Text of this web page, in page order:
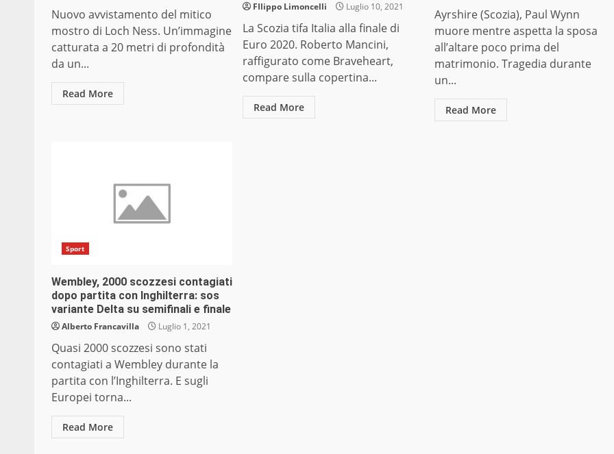
Nuovo avvistamento del mitico
mostro di Loch Ness. Un’immagine
catturata a 20 metri di profondità
da un...
Read More
FIlippo Limoncelli Luglio 10, 2021
La Scozia tifa Italia alla finale di
Euro 2020. Roberto Mancini,
raffigurato come Braveheart,
compare sulla copertina...
Read More
Ayrshire (Scozia), Paul Wynn
muore mentre aspetta la sposa
all’altare poco prima del
matrimonio. Tragedia durante
un...
Read More
Sport
Wembley, 2000 scozzesi contagiati
dopo partita con Inghilterra: sos
variante Delta su semifinali e finale
Alberto Francavilla Luglio 1, 2021
Quasi 2000 scozzesi sono stati
contagiati a Wembley durante la
partita con l’Inghilterra. E sugli
Europei torna...
Read More